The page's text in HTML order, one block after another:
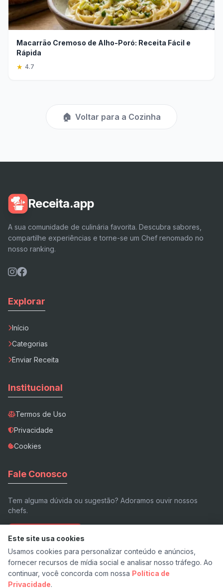
Macarrão Cremoso de Alho-Poró: Receita Fácil e
Rápida
★ 4.7
🏠 Voltar para a Cozinha
Receita.app
A sua comunidade de culinária favorita. Descubra sabores,
compartilhe experiências e torne-se um Chef renomado no
nosso ranking.
Explorar
Início
Categorias
Enviar Receita
Institucional
Termos de Uso
Privacidade
Cookies
Fale Conosco
Tem alguma dúvida ou sugestão? Adoramos ouvir nossos
chefs.
Enviar E-mail
Este site usa cookies
Usamos cookies para personalizar conteúdo e anúncios,
fornecer recursos de mídia social e analisar nosso tráfego. Ao
continuar, você concorda com nossa Política de
Privacidade.